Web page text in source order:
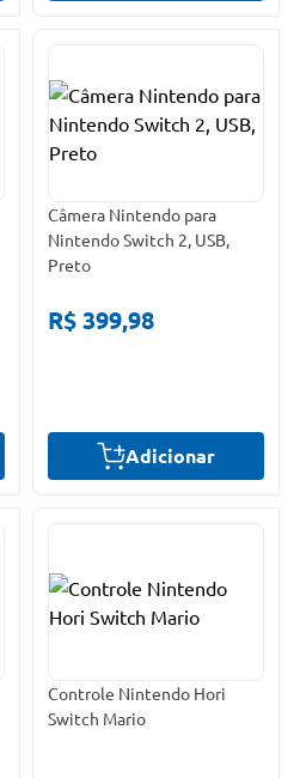
Câmera Nintendo para
Nintendo Switch 2, USB,
Preto
R$ 399,98
Adicionar
Controle Nintendo Hori
Switch Mario